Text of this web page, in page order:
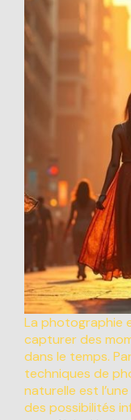
La photographie
capturer des
dans le temps.
techniques de
naturelle est
des possibilités